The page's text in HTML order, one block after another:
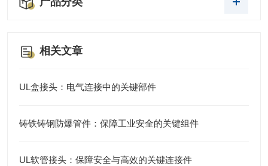
相关文章
UL盒接头：电气连接中的关键部件
铸铁铸钢防爆管件：保障工业安全的关键组件
UL软管接头：保障安全与高效的关键连接件